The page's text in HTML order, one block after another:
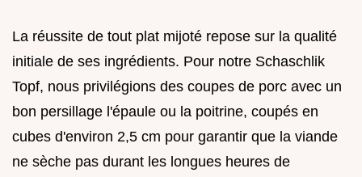
La réussite de tout plat mijoté repose sur la qualité
initiale de ses ingrédients. Pour notre Schaschlik
Topf, nous privilégions des coupes de porc avec un
bon persillage l'épaule ou la poitrine, coupés en
cubes d'environ 2,5 cm pour garantir que la viande
ne sèche pas durant les longues heures de